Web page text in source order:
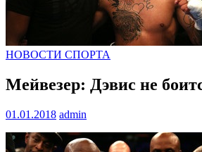
НОВОСТИ СПОРТА
Мейвезер: Дэвис не
01.01.2018 admin